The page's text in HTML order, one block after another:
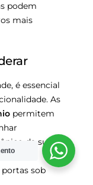
podem
mais
é essencial
As
permitem
da sua
que
sob